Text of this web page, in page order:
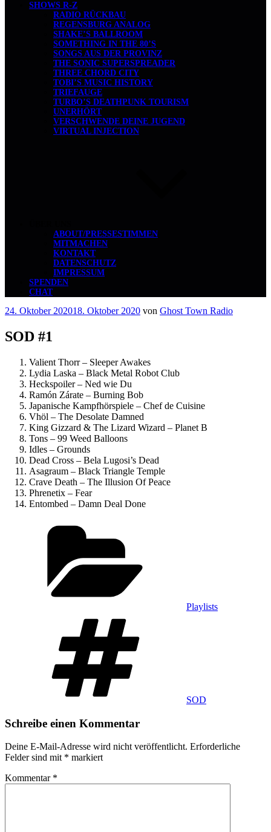
SHOWS R-Z
RADIO RÜCKBAU
REGENSBURG ANALOG
SHAKE’S BALLROOM
SOMETHING IN THE 80’S
SONGS AUS DER PROVINZ
THE SONIC SUPERSPREADER
THREE CHORD CITY
TOBI’S MUSIC HISTORY
TRIEFAUGE
TURBO’S DEATHPUNK TOURISM
UNERHÖRT
VERSCHWENDE DEINE JUGEND
VIRTUAL INJECTION
ABOUT/PRESSESTIMMEN
MITMACHEN
KONTAKT
DATENSCHUTZ
IMPRESSUM
SPENDEN
CHAT
Veröffentlicht
24. Oktober 202018. Oktober 2020 von Ghost Town Radio
SOD #1
Valient Thorr – Sleeper Awakes
Lydia Laska – Black Metal Robot Club
Heckspoiler – Ned wie Du
Ramón Zárate – Burning Bob
Japanische Kampfhörspiele – Chef de Cuisine
Vhöl – The Desolate Damned
King Gizzard & The Lizard Wizard – Planet B
Tons – 99 Weed Balloons
Idles – Grounds
Dead Cross – Bela Lugosi’s Dead
Asagraum – Black Triangle Temple
Crave Death – The Illusion Of Peace
Phrenetix – Fear
Entombed – Damn Deal Done
Playlists
SOD
Schreibe einen Kommentar
Deine E-Mail-Adresse wird nicht veröffentlicht. Erforderliche
Felder sind mit * markiert
Kommentar *